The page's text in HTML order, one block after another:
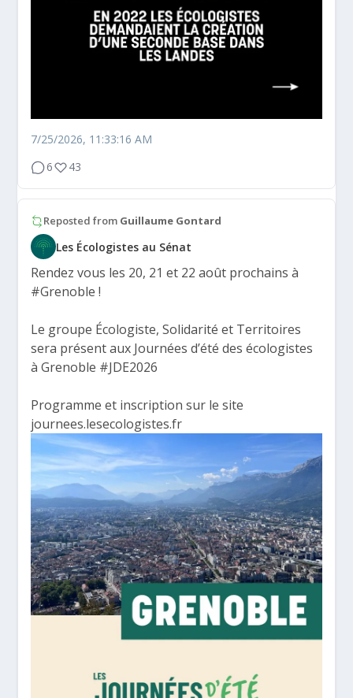
7/25/2026, 11:33:16 AM
6
43
Reposted from Guillaume Gontard
Les Écologistes au Sénat
Rendez vous les 20, 21 et 22 août prochains à
#Grenoble !
Le groupe Écologiste, Solidarité et Territoires
sera présent aux Journées d’été des écologistes
à Grenoble #JDE2026
Programme et inscription sur le site
journees.lesecologistes.fr